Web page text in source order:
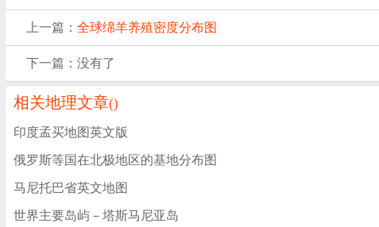
上一篇：全球绵羊养殖密度分布图
下一篇：没有了
相关地理文章()
印度孟买地图英文版
俄罗斯等国在北极地区的基地分布图
马尼托巴省英文地图
世界主要岛屿－塔斯马尼亚岛